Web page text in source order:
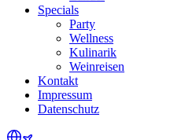
Specials
Party
Wellness
Kulinarik
Weinreisen
Kontakt
Impressum
Datenschutz